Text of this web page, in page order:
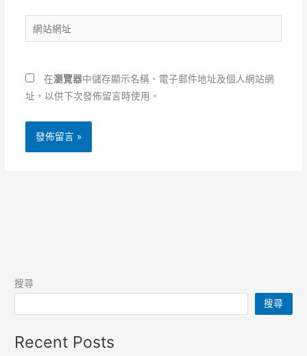
件
地
*
站
址
在瀏覽器中儲存顯示名稱、電子郵件地址及個人網站網
址，以供下次發佈留言時使用。
搜尋
搜尋
Recent Posts